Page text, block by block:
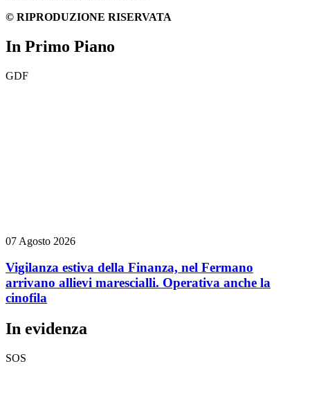
© RIPRODUZIONE RISERVATA
In Primo Piano
GDF
07 Agosto 2026
Vigilanza estiva della Finanza, nel Fermano
arrivano allievi marescialli. Operativa anche la
cinofila
In evidenza
SOS